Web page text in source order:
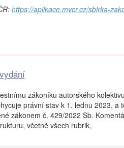
https://aplikace.mvcr.cz/sbirka-
zákoníku autorského kolektivu
právní stav k 1. lednu 2023, a
zákonem č. 429/2022 Sb.
včetně všech rubrik,